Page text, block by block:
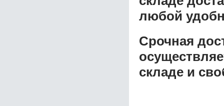
любой
Срочная
складе и